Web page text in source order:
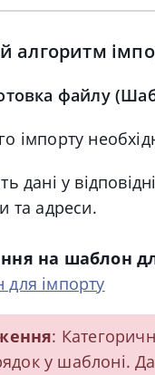
алгоритм
файлу
імпорту
дані у
та адреси.
на шаблон
імпорту
:
у шаблоні.